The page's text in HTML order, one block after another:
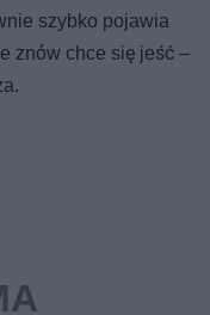
szybko pojawia
znów chce się jeść –